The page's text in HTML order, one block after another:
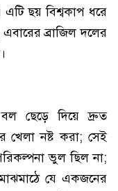
ছয় বিশ্বকাপ ধরে
ব্রাজিল দলের
ছেড়ে দিয়ে দ্রুত
খেলা নষ্ট করা; সেই
ভুল ছিল না;
মাঝমাঠে যে একজনের